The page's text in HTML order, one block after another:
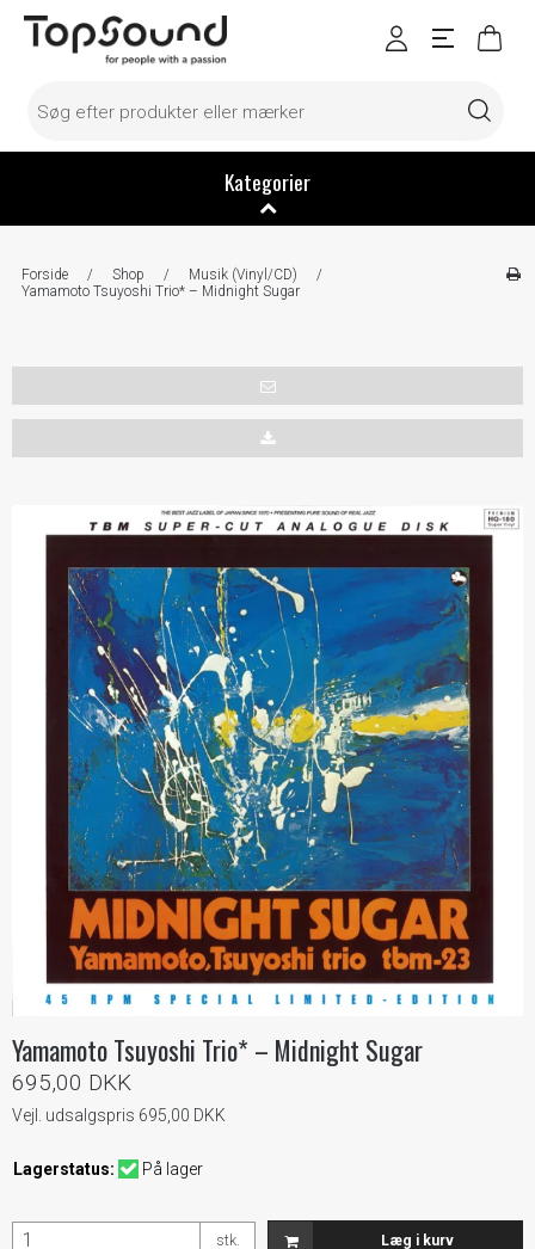
Kategorier
Forside / Shop / Musik (Vinyl/CD)
/
Yamamoto Tsuyoshi Trio* – Midnight Sugar
Yamamoto Tsuyoshi Trio* – Midnight Sugar
695,00 DKK
Vejl. udsalgspris 695,00 DKK
Lagerstatus: På lager
stk. Læg i kurv